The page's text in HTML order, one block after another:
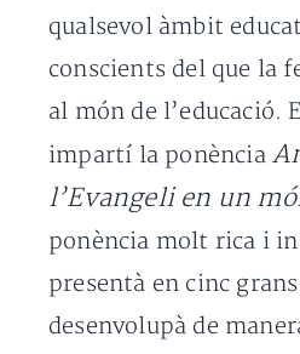
qualsevol àmbit
conscients del que la
al món de l’educació.
impartí la ponència
l’Evangeli en un
ponència molt rica i
presentà en cinc
desenvolupà de